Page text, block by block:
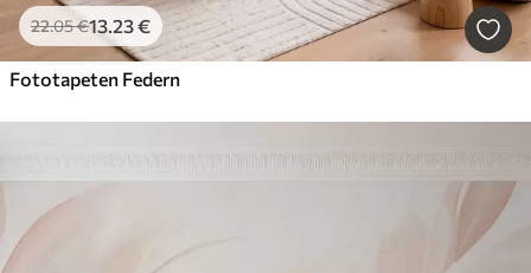
22.05€13.23€
Fototapeten Federn